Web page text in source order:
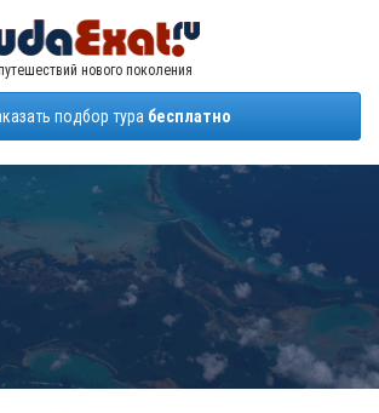
нового поколения
подбор тура бесплатно